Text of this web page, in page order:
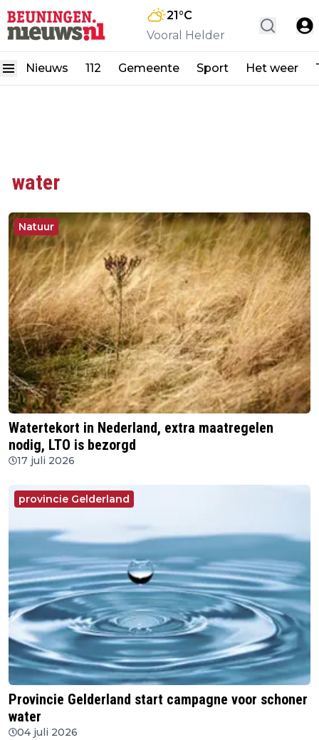
21°C
Vooral Helder
Nieuws 112 Gemeente Sport Het weer
water
Natuur
Watertekort in Nederland, extra maatregelen
nodig, LTO is bezorgd
17 juli 2026
provincie Gelderland
Provincie Gelderland start campagne voor schoner
water
04 juli 2026